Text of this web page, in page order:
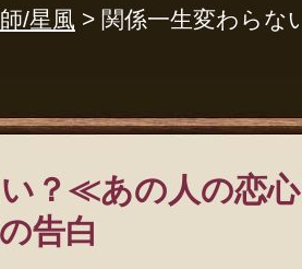
/星風 > 関係一生変わら
？≪あの人の恋
告白